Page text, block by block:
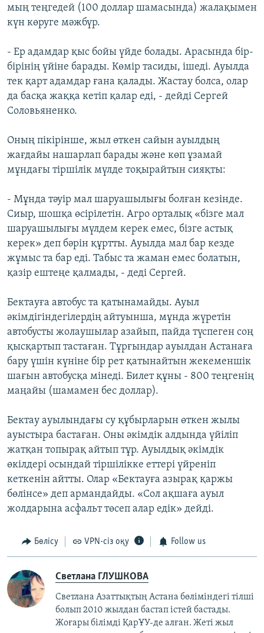
мың теңгедей (100 доллар шамасында) жалақымен
күн көруге мәжбүр.
- Ер адамдар қыс бойы үйде болады. Арасында бір-
бірінің үйіне барады. Көмір тасиды, ішеді. Ауылда
тек қарт адамдар ғана қалады. Жастау болса, олар
да басқа жаққа кетіп қалар еді, - дейді Сергей
Соловьяненко.
Оның пікірінше, жыл өткен сайын ауылдың
жағдайы нашарлап барады және көп ұзамай
мұндағы тіршілік мүлде тоқырайтын сияқты:
- Мұнда тәуір мал шаруашылығы болған кезінде.
Сиыр, шошқа өсірілетін. Агро орталық «бізге мал
шаруашылығы мүлдем керек емес, бізге астық
керек» деп бәрін құртты. Ауылда мал бар кезде
жұмыс та бар еді. Табыс та жаман емес болатын,
қазір ештеңе қалмады, - деді Сергей.
Бектауға автобус та қатынамайды. Ауыл
әкімдігіндегілердің айтуынша, мұнда жүретін
автобусты жолаушылар азайып, пайда түспеген соң
қысқартып тастаған. Тұрғындар ауылдан Астанаға
бару үшін күніне бір рет қатынайтын жекеменшік
шағын автобусқа мінеді. Билет құны - 800 теңгенің
маңайы (шамамен бес доллар).
Бектау ауылындағы су құбырларын өткен жылы
ауыстыра бастаған. Оны әкімдік алдында үйіліп
жатқан топырақ айтып тұр. Ауылдық әкімдік
өкілдері осындай тіршілікке еттері үйреніп
кеткенін айтты. Олар «Бектауға азырақ қаржы
бөлінсе» деп армандайды. «Сол ақшаға ауыл
жолдарына асфальт төсеп алар едік» дейді.
Бөлісу VPN-сіз оқу Follow us
Светлана ГЛУШКОВА
Светлана Азаттықтың Астана бөліміндегі тілші
болып 2010 жылдан бастап істей бастады.
Жоғары білімді ҚарҰУ-де алған. Жеті жыл